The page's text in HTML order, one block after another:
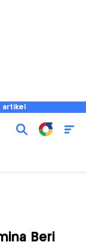
Beri